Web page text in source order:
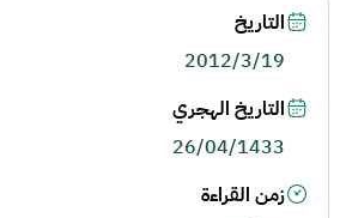
التاريخ
2012/3/19
التاريخ الهجري
26/04/1433
زمن القراءة